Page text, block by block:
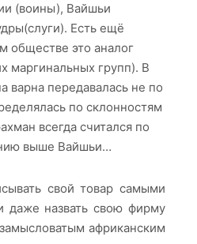
(воины), Вайшьи
Есть ещё
обществе это аналог
маргинальных групп). В
варна передавалась не по
по склонностям
всегда считался по
выше Вайшьи…
свой товар самыми
даже назвать свою фирму
африканским